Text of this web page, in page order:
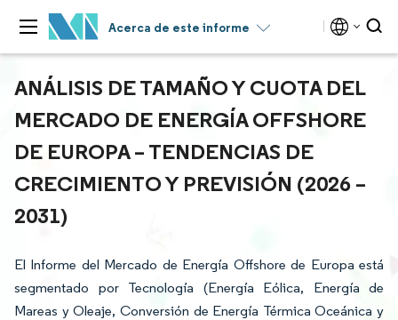
Acerca de este informe
ANÁLISIS DE TAMAÑO Y CUOTA DEL
MERCADO DE ENERGÍA OFFSHORE
DE EUROPA – TENDENCIAS DE
CRECIMIENTO Y PREVISIÓN (2026 –
2031)
El Informe del Mercado de Energía Offshore de Europa está
segmentado por Tecnología (Energía Eólica, Energía de
Mareas y Oleaje, Conversión de Energía Térmica Oceánica y